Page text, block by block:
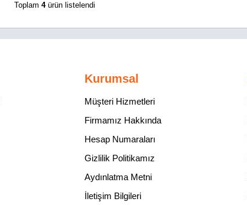
Toplam 4ürün listelendi
Kurumsal
Müşteri Hizmetleri
Firmamız Hakkında
Hesap Numaraları
Gizlilik Politikamız
Aydınlatma Metni
İletişim Bilgileri